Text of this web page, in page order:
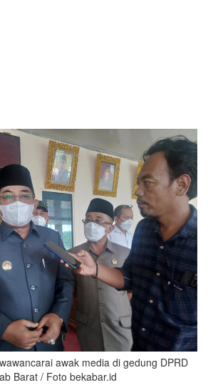
awak media di gedung DPRD
Barat / Foto bekabar.id